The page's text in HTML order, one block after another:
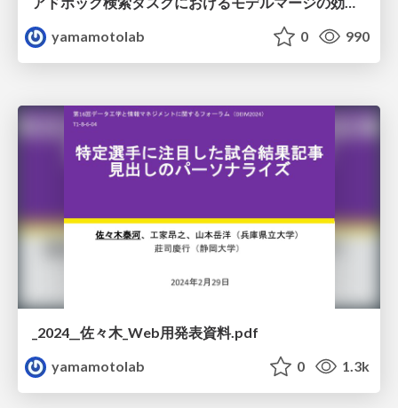
yamamotolab
0 990
_2024__佐々木_Web用発表資料.pdf
yamamotolab
0 1.3k